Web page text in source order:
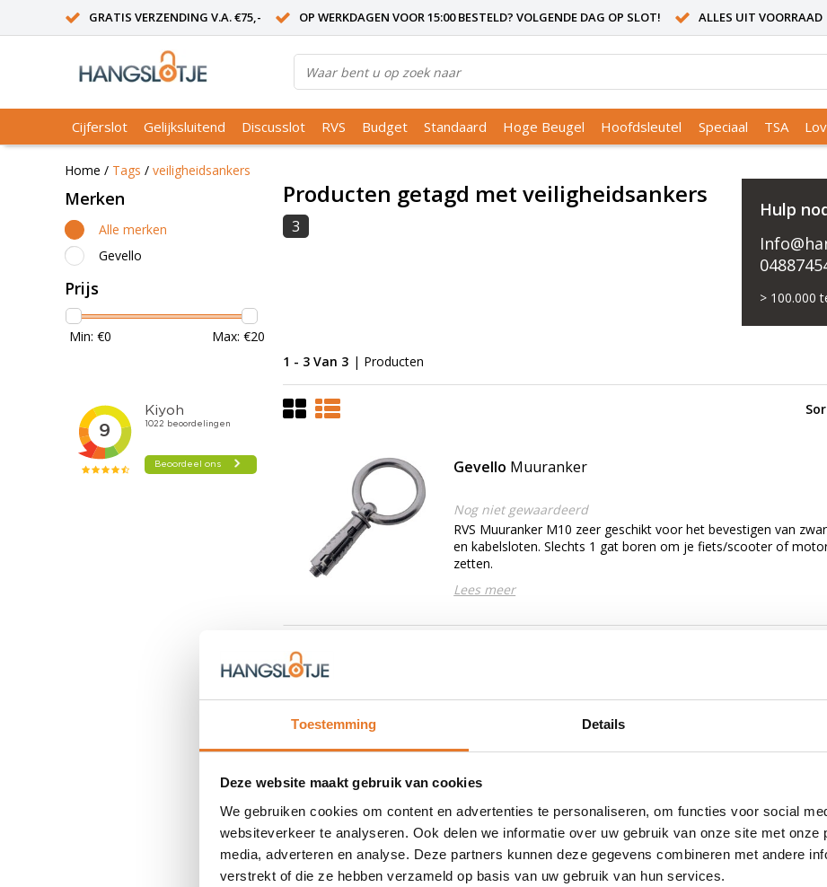
Toestemming Details
Deze website maakt gebruik van cookies
We gebruiken cookies om content en advertenties te personaliseren, om functies voor social
websiteverkeer te analyseren. Ook delen we informatie over uw gebruik van onze site met onze
media, adverteren en analyse. Deze partners kunnen deze gegevens combineren met andere
verstrekt of die ze hebben verzameld op basis van uw gebruik van hun services.
GRATIS VERZENDING V.A. €75,- OP WERKDAGEN VOOR 15:00 BESTELD? VOLGENDE DAG OP SLOT! ALLES UIT VOORRAAD
Cijferslot Gelijksluitend Discusslot RVS Budget Standaard Hoge Beugel Hoofdsleutel Speciaal TSA
Home / Tags / veiligheidsankers
Merken
Alle merken
Gevello
Prijs
Min: €0 Max: €20
Producten getagd met veiligheidsankers
3
Hulp
> 100.000
1 - 3 Van 3 | Producten
Gevello Muuranker
Nog niet gewaardeerd
RVS Muuranker M10 zeer geschikt voor het bevestigen van
en kabelsloten. Slechts 1 gat boren om je fiets/scooter of
zetten.
Lees meer
Slechts 1 gat boren om je fiets/scooter of motor goed vast te
grote ring 100mm M10 x 10 x 100mm
Lees meer
Gevello Muuranker XXL
Nog niet gewaardeerd